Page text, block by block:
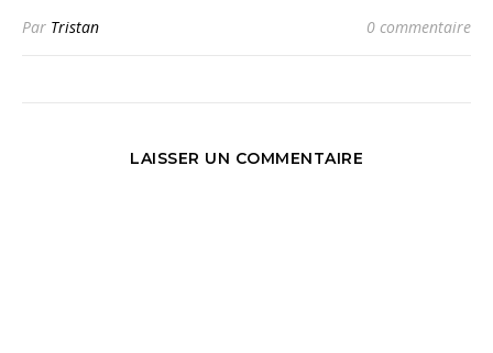
Par Tristan 0 commentaire
LAISSER UN COMMENTAIRE